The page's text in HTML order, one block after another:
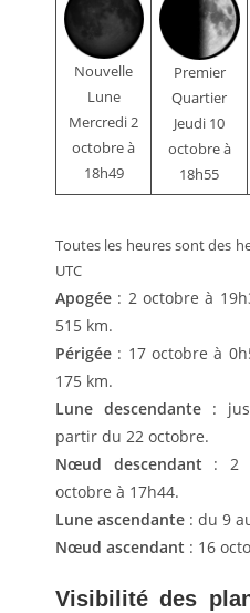
Nouvelle
Lune
Mercredi 2
octobre à
18h49
Premier
Quartier
Jeudi 10
octobre à
18h55
Toutes les heures sont des
UTC
Apogée : 2 octobre à
515 km.
Périgée : 17 octobre à
175 km.
Lune descendante:
partir du 22 octobre.
Nœud descendant : 2
octobre à 17h44.
Lune ascendante : du 9
Nœud ascendant : 16
Visibilité des